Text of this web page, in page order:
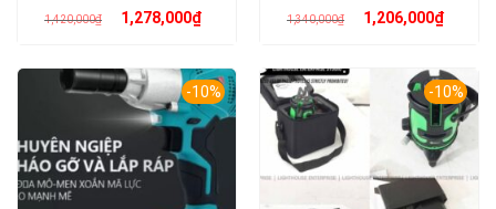
1,420,000₫ Giá
gốc1,278,000₫Giá
hiện 1,340,000₫ Giá
gốc1,206,000₫Giá
hiện
-10% -10%